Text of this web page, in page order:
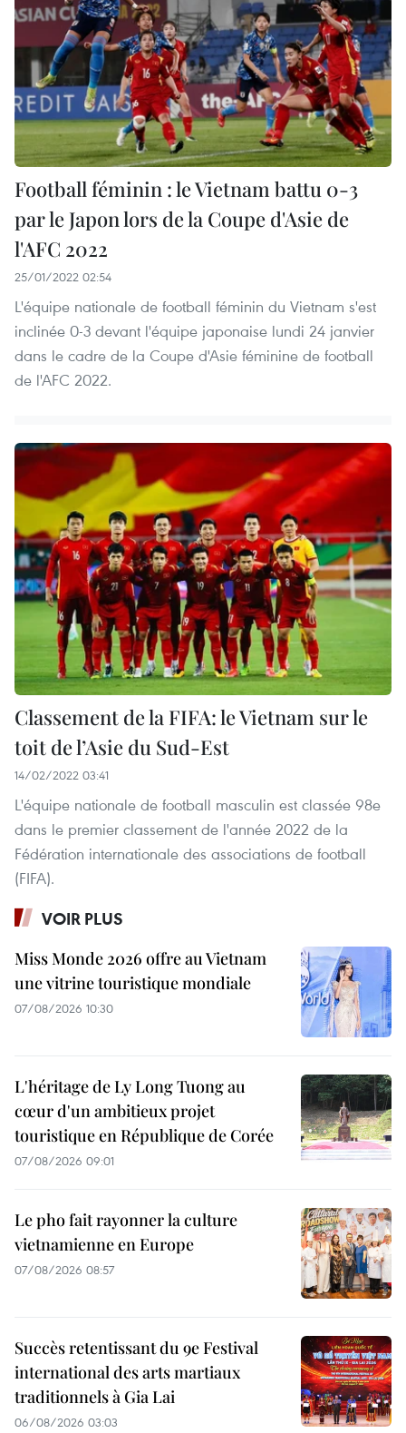
Football féminin : le Vietnam battu 0-3
par le Japon lors de la Coupe d'Asie de
l'AFC 2022
25/01/2022 02:54
L'équipe nationale de football féminin du Vietnam s'est
inclinée 0-3 devant l'équipe japonaise lundi 24 janvier
dans le cadre de la Coupe d'Asie féminine de football
de l'AFC 2022.
Classement de la FIFA: le Vietnam sur le
toit de l’Asie du Sud-Est
14/02/2022 03:41
L'équipe nationale de football masculin est classée 98e
dans le premier classement de l'année 2022 de la
Fédération internationale des associations de football
(FIFA).
VOIR PLUS
Miss Monde 2026 offre au Vietnam
une vitrine touristique mondiale
07/08/2026 10:30
L'héritage de Ly Long Tuong au
cœur d'un ambitieux projet
touristique en République de Corée
07/08/2026 09:01
Le pho fait rayonner la culture
vietnamienne en Europe
07/08/2026 08:57
Succès retentissant du 9e Festival
international des arts martiaux
traditionnels à Gia Lai
06/08/2026 03:03